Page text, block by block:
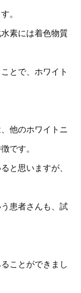
。
素には着色物質
とで、ホワイト
他のホワイトニ
です。
と思いますが、
患者さんも、試
ことができまし